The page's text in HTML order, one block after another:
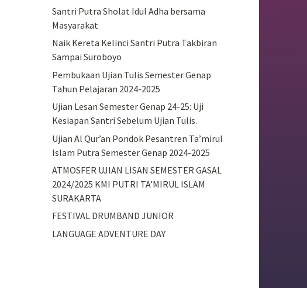
Santri Putra Sholat Idul Adha bersama
Masyarakat
Naik Kereta Kelinci Santri Putra Takbiran
Sampai Suroboyo
Pembukaan Ujian Tulis Semester Genap
Tahun Pelajaran 2024-2025
Ujian Lesan Semester Genap 24-25: Uji
Kesiapan Santri Sebelum Ujian Tulis.
Ujian Al Qur’an Pondok Pesantren Ta’mirul
Islam Putra Semester Genap 2024-2025
ATMOSFER UJIAN LISAN SEMESTER GASAL
2024/2025 KMI PUTRI TA’MIRUL ISLAM
SURAKARTA
FESTIVAL DRUMBAND JUNIOR
LANGUAGE ADVENTURE DAY